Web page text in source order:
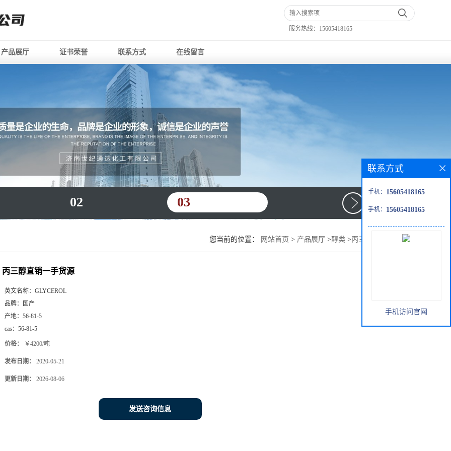
服务热线： 15605418165
产品展厅 证书荣誉 联系方式 在线留言
02 03
您当前的位置： 网站首页 > 产品展厅 >醇类 >丙三醇直销一手货源
丙三醇直销一手货源
英文名称： GLYCEROL
品牌：
国产
产地： 56-81-5
cas： 56-81-5
价格： ￥4200/吨
发布日期： 2020-05-21
更新日期： 2026-08-06
发送咨询信息
联系方式
手机： 15605418165
手机： 15605418165
手机访问官网